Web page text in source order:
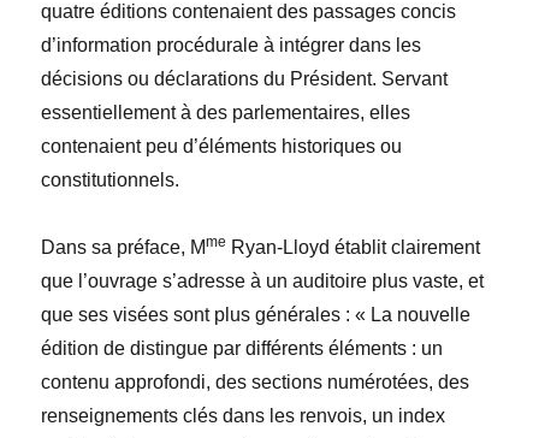
quatre éditions contenaient des passages concis
d’information procédurale à intégrer dans les
décisions ou déclarations du Président. Servant
essentiellement à des parlementaires, elles
contenaient peu d’éléments historiques ou
constitutionnels.
Dans sa préface, Mme Ryan-Lloyd établit clairement
que l’ouvrage s’adresse à un auditoire plus vaste, et
que ses visées sont plus générales : « La nouvelle
édition de distingue par différents éléments : un
contenu approfondi, des sections numérotées, des
renseignements clés dans les renvois, un index